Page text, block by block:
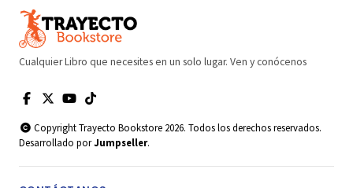
Cualquier Libro que necesites en un solo lugar. Ven y conócenos
Copyright Trayecto Bookstore 2026. Todos los derechos reservados.
Desarrollado porJumpseller.